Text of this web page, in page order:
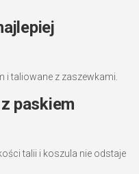
i taliowane z zaszewkami.
paskiem
talii i koszula nie odstaje